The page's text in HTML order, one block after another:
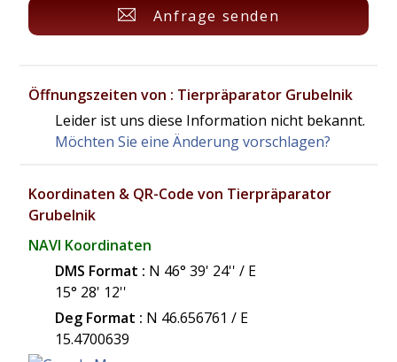
Anfrage senden
Öffnungszeiten von : Tierpräparator Grubelnik
Leider ist uns diese Information nicht bekannt.
Möchten Sie eine Änderung vorschlagen?
Koordinaten & QR-Code von Tierpräparator
Grubelnik
NAVI Koordinaten
DMS Format : N 46° 39' 24'' / E
15° 28' 12''
Deg Format : N 46.656761 / E
15.4700639